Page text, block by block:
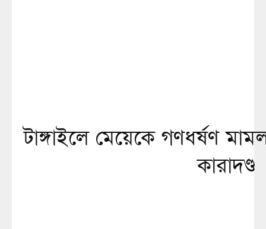
টাঙ্গাইলে মেয়েকে গণধর্ষণ
কারাদণ্ড